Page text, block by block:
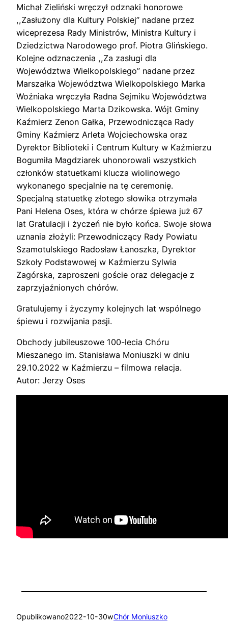
Michał Zieliński wręczył odznaki honorowe
,,Zasłużony dla Kultury Polskiej’’ nadane przez
wiceprezesa Rady Ministrów, Ministra Kultury i
Dziedzictwa Narodowego prof. Piotra Glińskiego.
Kolejne odznaczenia ,,Za zasługi dla
Województwa Wielkopolskiego’’ nadane przez
Marszałka Województwa Wielkopolskiego Marka
Woźniaka wręczyła Radna Sejmiku Województwa
Wielkopolskiego Marta Dzikowska. Wójt Gminy
Kaźmierz Zenon Gałka, Przewodnicząca Rady
Gminy Kaźmierz Arleta Wojciechowska oraz
Dyrektor Biblioteki i Centrum Kultury w Kaźmierzu
Bogumiła Magdziarek uhonorowali wszystkich
członków statuetkami klucza wiolinowego
wykonanego specjalnie na tę ceremonię.
Specjalną statuetkę złotego słowika otrzymała
Pani Helena Oses, która w chórze śpiewa już 67
lat Gratulacji i życzeń nie było końca. Swoje słowa
uznania złożyli: Przewodniczący Rady Powiatu
Szamotulskiego Radosław Łanoszka, Dyrektor
Szkoły Podstawowej w Kaźmierzu Sylwia
Zagórska, zaproszeni goście oraz delegacje z
zaprzyjaźnionych chórów.
Gratulujemy i życzymy kolejnych lat wspólnego
śpiewu i rozwijania pasji.
Obchody jubileuszowe 100-lecia Chóru
Mieszanego im. Stanisława Moniuszki w dniu
29.10.2022 w Kaźmierzu – filmowa relacja.
Autor: Jerzy Oses
Opublikowano2022-10-30wChór Moniuszko